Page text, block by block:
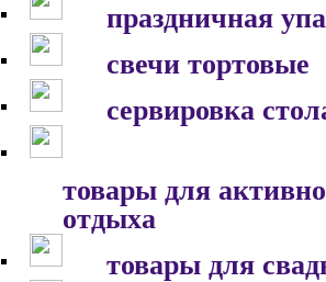
праздничная
свечи тортовые
сервировка
товары для
отдыха
товары для